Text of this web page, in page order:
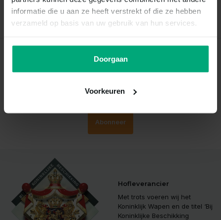
informatie die u aan ze heeft verstrekt of die ze hebben
verzameld op basis van uw gebruik van hun services.
Doorgaan
Voorkeuren
Mis nooit meer korting!
Schrijf je nu in voor onze nieuwsbrief
Abonneer
Hofleverancier
Met trots voeren wij het
Koninklijk Wapen en de titel ‘Bij
Koninklijke Beschikking